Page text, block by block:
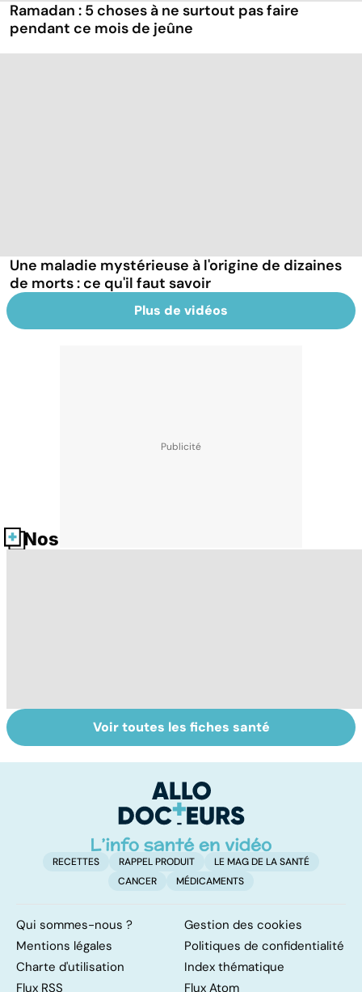
Ramadan : 5 choses à ne surtout pas faire
pendant ce mois de jeûne
Une maladie mystérieuse à l'origine de dizaines
de morts : ce qu'il faut savoir
Plus de vidéos
Nos fiches santé
Virus du Nil
occidental : ce
La tuberculose
pulmonaire
Voir toutes les fiches santé
RECETTES RAPPEL PRODUIT
LE MAG DE LA SANTÉ
CANCER
MÉDICAMENTS
Qui sommes-nous ?
Gestion des cookies
Mentions légales
Politiques de confidentialité
Charte d'utilisation
Index thématique
Flux RSS
Flux Atom